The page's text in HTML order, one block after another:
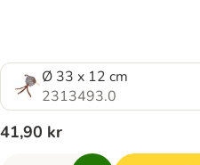
Ø 33 x 12 cm
2313493.0
41,90 kr